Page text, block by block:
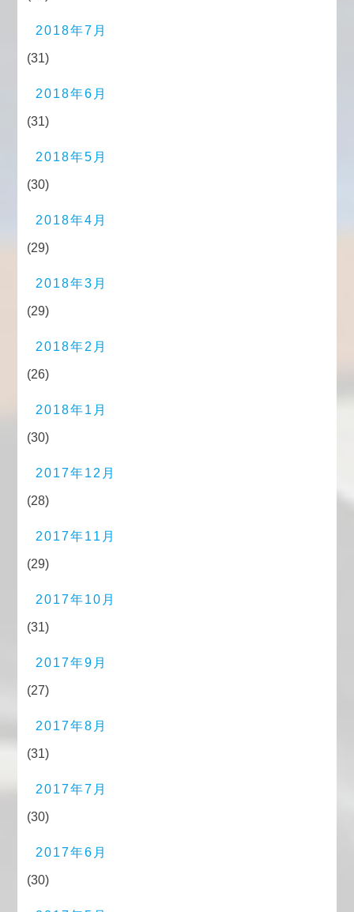
2018年7月
(31)
2018年6月
(31)
2018年5月
(30)
2018年4月
(29)
2018年3月
(29)
2018年2月
(26)
2018年1月
(30)
2017年12月
(28)
2017年11月
(29)
2017年10月
(31)
2017年9月
(27)
2017年8月
(31)
2017年7月
(30)
2017年6月
(30)